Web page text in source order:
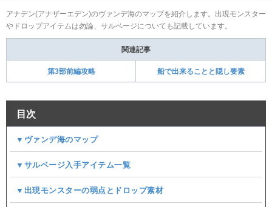
アナデン(アナザーエデン)のヴァンデ海のマップを紹介します。出現モンスター
やドロップアイテムは勿論、サルベージについても記載しています。
関連記事
第3部前編攻略 船で出来ることと隠し要素
目次
▼ヴァンデ海のマップ
▼サルベージ入手アイテム一覧
▼出現モンスターの弱点とドロップ素材